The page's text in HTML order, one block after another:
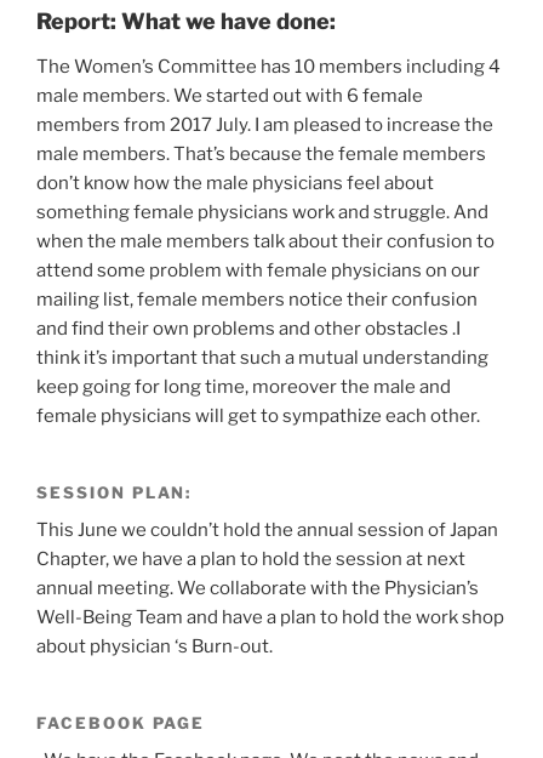
Report: What we have done:
The Women’s Committee has 10 members including 4
male members. We started out with 6 female
members from 2017 July. I am pleased to increase the
male members. That’s because the female members
don’t know how the male physicians feel about
something female physicians work and struggle. And
when the male members talk about their confusion to
attend some problem with female physicians on our
mailing list, female members notice their confusion
and find their own problems and other obstacles .I
think it’s important that such a mutual understanding
keep going for long time, moreover the male and
female physicians will get to sympathize each other.
SESSION PLAN:
This June we couldn’t hold the annual session of Japan
Chapter, we have a plan to hold the session at next
annual meeting. We collaborate with the Physician’s
Well-Being Team and have a plan to hold the work shop
about physician ‘s Burn-out.
FACEBOOK PAGE